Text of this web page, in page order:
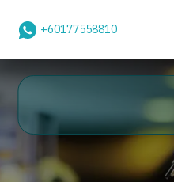
+60177558810